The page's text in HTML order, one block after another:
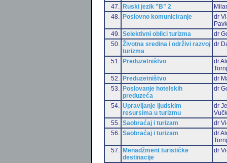
47.
Ruski jezik "B" 2
48.
Poslovno komuniciranje
dr
49.
Selektivni oblici turizma
dr
50.
Životna sredina i održivi razvoj
turizma
dr
51. Preduzetništvo
dr
52.
Preduzetništvo
dr
53.
Poslovanje hotelskih
preduzeća
dr
54.
Upravljanje ljudskim
resursima u turizmu
dr
55.
Saobraćaj i turizam
dr
56.
Saobraćaj i turizam
dr
57.
Menadžment turističke
destinacije
dr